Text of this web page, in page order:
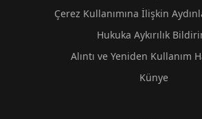
Çerez Kullanımına İlişkin
Hukuka Aykırılık
Alıntı ve Yeniden Kullanım
Künye